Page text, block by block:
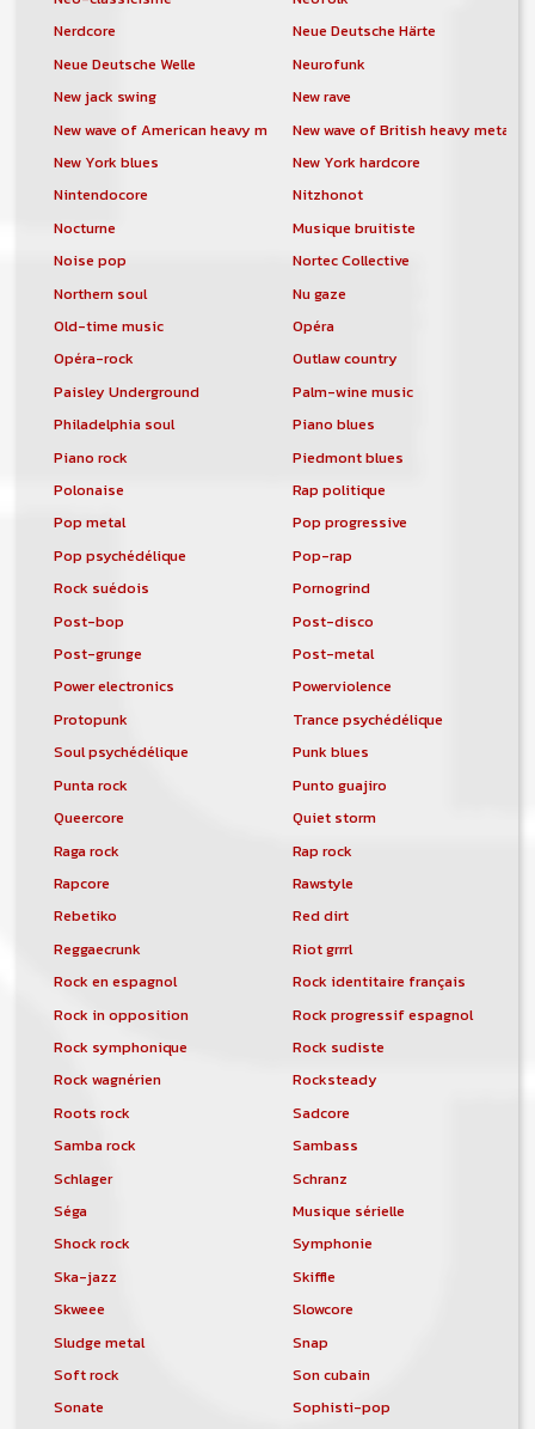
Nerdcore
Neue Deutsche Härte
Neue Deutsche Welle
Neurofunk
New jack swing
New rave
New wave of American heavy metalNew wave of British heavy metal
New York blues
New York hardcore
Nintendocore
Nitzhonot
Nocturne
Musique bruitiste
Noise pop
Nortec Collective
Northern soul
Nu gaze
Old-time music
Opéra
Opéra-rock
Outlaw country
Paisley Underground
Palm-wine music
Philadelphia soul
Piano blues
Piano rock
Piedmont blues
Polonaise
Rap politique
Pop metal
Pop progressive
Pop psychédélique
Pop-rap
Rock suédois
Pornogrind
Post-bop
Post-disco
Post-grunge
Post-metal
Power electronics
Powerviolence
Protopunk
Trance psychédélique
Soul psychédélique
Punk blues
Punta rock
Punto guajiro
Queercore
Quiet storm
Raga rock
Rap rock
Rapcore
Rawstyle
Rebetiko
Red dirt
Reggaecrunk
Riot grrrl
Rock en espagnol
Rock identitaire français
Rock in opposition
Rock progressif espagnol
Rock symphonique
Rock sudiste
Rock wagnérien
Rocksteady
Roots rock
Sadcore
Samba rock
Sambass
Schlager
Schranz
Séga
Musique sérielle
Shock rock
Symphonie
Ska-jazz
Skiffle
Skweee
Slowcore
Sludge metal
Snap
Soft rock
Son cubain
Sonate
Sophisti-pop